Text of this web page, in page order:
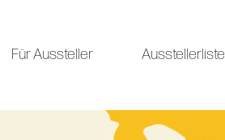
Für Aussteller Ausstellerliste